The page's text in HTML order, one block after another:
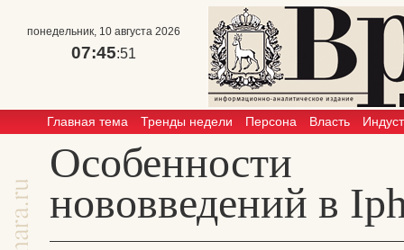
понедельник, 10 августа 2026
07:45:51
Главная тема Тренды недели Персона Власть
Особенности
нововведений в